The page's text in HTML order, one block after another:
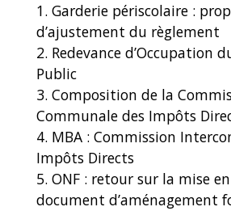
1. Garderie périscolaire :
d’ajustement du règlement
2. Redevance d’Occupation
Public
3. Composition de la
Communale des Impôts
4. MBA : Commission
Impôts Directs
5. ONF : retour sur la mise
document d’aménagement